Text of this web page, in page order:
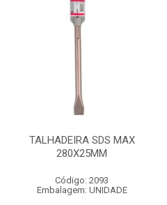
TALHADEIRA SDS MAX
280X25MM
Código: 2093
Embalagem: UNIDADE